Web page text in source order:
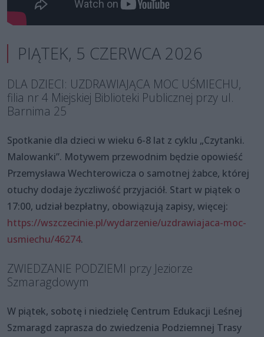
PIĄTEK, 5 CZERWCA 2026
DLA DZIECI: UZDRAWIAJĄCA MOC UŚMIECHU,
filia nr 4 Miejskiej Biblioteki Publicznej przy ul.
Barnima 25
Spotkanie dla dzieci w wieku 6-8 lat z cyklu „Czytanki.
Malowanki”. Motywem przewodnim będzie opowieść
Przemysława Wechterowicza o samotnej żabce, której
otuchy dodaje życzliwość przyjaciół. Start w piątek o
17:00, udział bezpłatny, obowiązują zapisy, więcej:
https://wszczecinie.pl/wydarzenie/uzdrawiajaca-moc-
usmiechu/46274.
ZWIEDZANIE PODZIEMI przy Jeziorze
Szmaragdowym
W piątek, sobotę i niedzielę Centrum Edukacji Leśnej
Szmaragd zaprasza do zwiedzenia Podziemnej Trasy